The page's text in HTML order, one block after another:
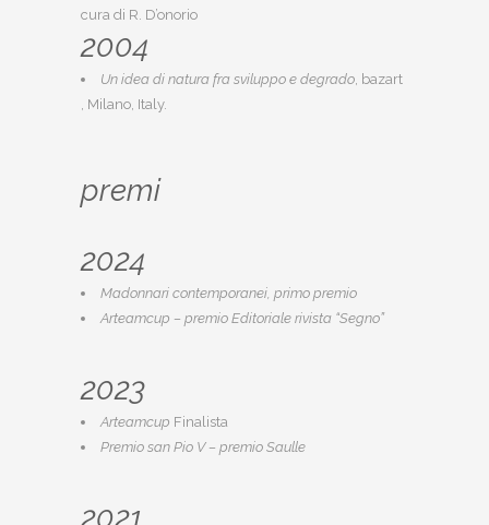
cura di R. D’onorio
2004
Un idea di natura fra sviluppo e degrado, bazart
, Milano, Italy.
premi
2024
Madonnari contemporanei, primo premio
Arteamcup – premio Editoriale rivista “Segno”
2023
Arteamcup Finalista
Premio san Pio V – premio Saulle